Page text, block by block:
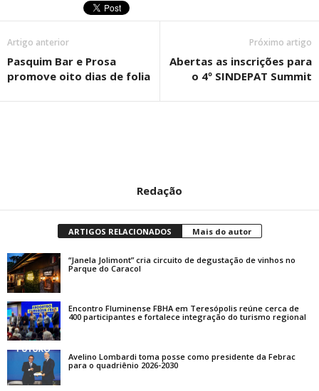
Artigo anterior
Pasquim Bar e Prosa
promove oito dias de folia
Próximo artigo
Abertas as inscrições para
o 4º SINDEPAT Summit
Redação
ARTIGOS RELACIONADOS Mais do autor
“Janela Jolimont” cria circuito de degustação de vinhos no
Parque do Caracol
Encontro Fluminense FBHA em Teresópolis reúne cerca de
400 participantes e fortalece integração do turismo regional
Avelino Lombardi toma posse como presidente da Febrac
para o quadriênio 2026-2030